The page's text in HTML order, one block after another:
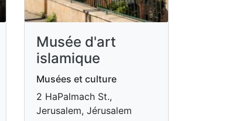
Musée d'art
islamique
Musées et culture
2 HaPalmach St.,
Jerusalem, Jérusalem